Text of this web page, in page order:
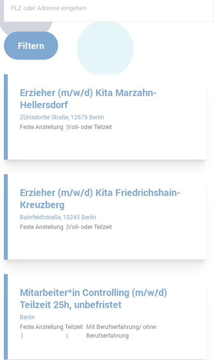
Filtern
Erzieher (m/w/d) Kita Marzahn-
Hellersdorf
Zühlsdorfer Straße 12679 Berlin
Feste Anstellung
Voll- oder Teilzeit
Erzieher (m/w/d) Kita Friedrichshain-
Kreuzberg
Bahrfeldtstraße 10245 Berlin
Feste Anstellung
Voll- oder Teilzeit
Mitarbeiter*in Controlling (m/w/d)
Teilzeit 25h, unbefristet
Berlin
Feste Anstellung Teilzeit Mit Berufserfahrung/ ohne
Berufserfahrung